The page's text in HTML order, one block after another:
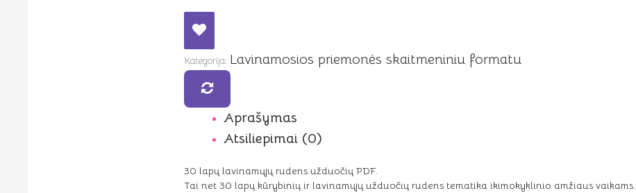
Kategorija: Lavinamosios priemonės skaitmeniniu formatu
Aprašymas
Atsiliepimai (0)
30 lapų lavinamųjų rudens užduočių PDF.
Tai net 30 lapų kūrybinių ir lavinamųjų užduočių rudens tematika ikimokyklinio amžiaus vaikams.